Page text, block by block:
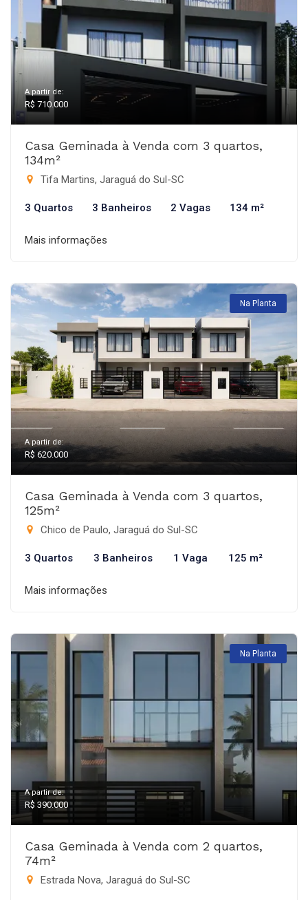
A partir de:
R$ 710.000
Casa Geminada à Venda com 3 quartos,
134m²
Tifa Martins, Jaraguá do Sul-SC
3 Quartos 3 Banheiros 2 Vagas 134 m²
Mais informações
Na Planta
A partir de:
R$ 620.000
Casa Geminada à Venda com 3 quartos,
125m²
Chico de Paulo, Jaraguá do Sul-SC
3 Quartos 3 Banheiros 1 Vaga 125 m²
Mais informações
Na Planta
A partir de:
R$ 390.000
Casa Geminada à Venda com 2 quartos,
74m²
Estrada Nova, Jaraguá do Sul-SC